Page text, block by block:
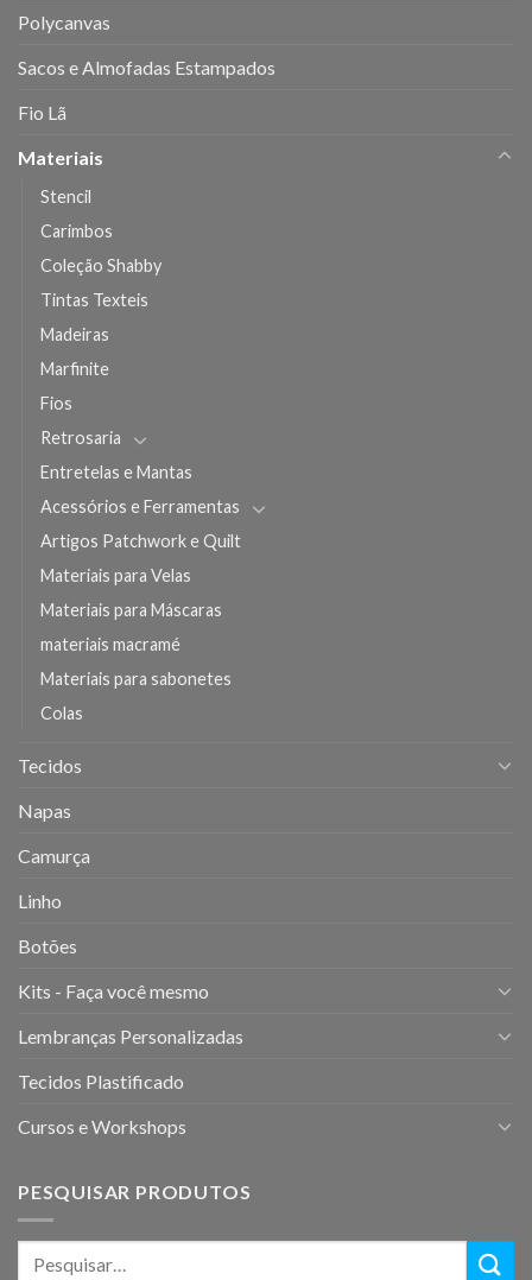
Polycanvas
Sacos e Almofadas Estampados
Fio Lã
Materiais
Stencil
Carimbos
Coleção Shabby
Tintas Texteis
Madeiras
Marfinite
Fios
Retrosaria
Entretelas e Mantas
Acessórios e Ferramentas
Artigos Patchwork e Quilt
Materiais para Velas
Materiais para Máscaras
materiais macramé
Materiais para sabonetes
Colas
Tecidos
Napas
Camurça
Linho
Botões
Kits - Faça você mesmo
Lembranças Personalizadas
Tecidos Plastificado
Cursos e Workshops
PESQUISAR PRODUTOS